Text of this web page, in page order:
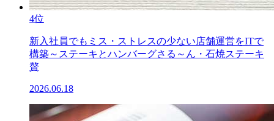
4位
新入社員でもミス・ストレスの少ない店舗運営をITで
構築～ステーキとハンバーグさる～ん・石焼ステーキ
贅
2026.06.18